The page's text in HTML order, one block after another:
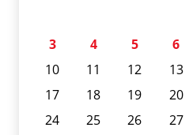
3
4 5 6
10
11 12 13
17
18 19 20
24
25 26 27